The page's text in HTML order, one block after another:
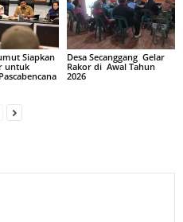
Siapkan
untuk
Desa Secanggang Gelar
Rakor di Awal Tahun
2026